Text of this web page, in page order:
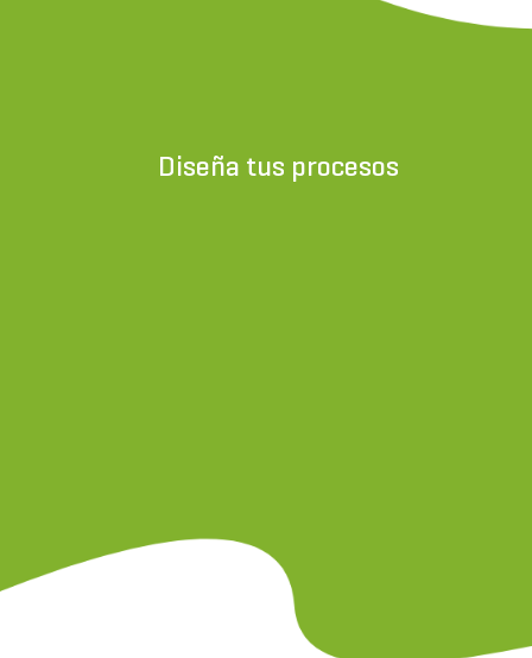
Diseña tus procesos